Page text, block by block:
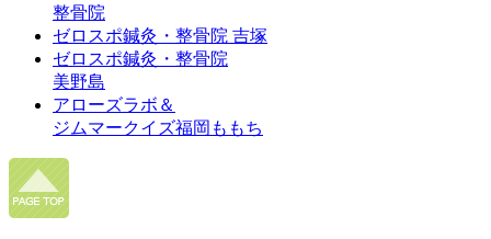
整骨院
ゼロスポ鍼灸・整骨院 吉塚
ゼロスポ鍼灸・整骨院
美野島
アローズラボ＆
ジムマークイズ福岡ももち